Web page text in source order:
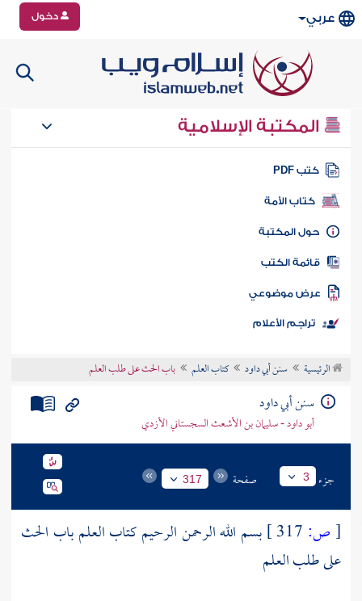
عربي دخول
المكتبة الإسلامية
كتب PDF
كتاب الأمة
المكتبة
الكتب
موضوعي
تراجم الأعلام
الرئيسية سنن أبي داود كتاب العلم باب الحث على طلب العلم
سنن أبي داود
أبو داود - سليمان بن الأشعث السجستاني الأزدي
جزء 3 صفحة 317
[ص:
بسم الله الرحمن الرحيم كتاب العلم باب الحث
على طلب العلم